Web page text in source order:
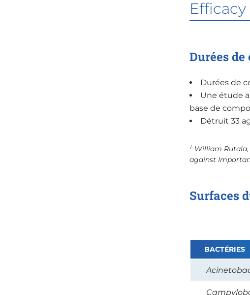
Efficacy
Durées
Durées de
Une étude
base de
Détruit 33
‡William Rutala,
against
Surfaces
BACTÉRIES